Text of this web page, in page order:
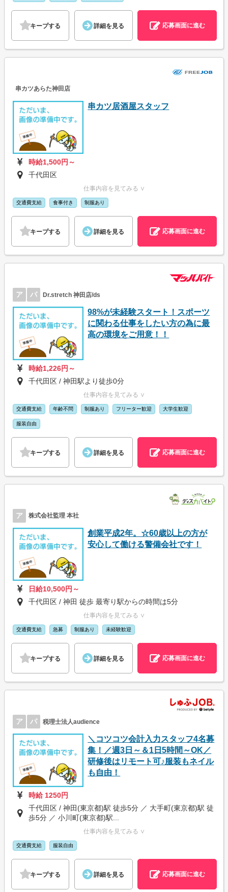
キープする 詳細を見る 応募画面に進む
串カツあらた神田店
串カツ居酒屋スタッフ
時給1,500円～
千代田区
仕事内容を見てみる ∨
交通費支給 食事付き 制服あり
キープする 詳細を見る 応募画面に進む
ア パ Dr.stretch 神田店/ds
98%が未経験スタート！スポーツ
に関わる仕事をしたい方の為に最
高の環境をご用意！！
時給1,226円～
千代田区 / 神田駅より徒歩0分
仕事内容を見てみる ∨
交通費支給 年齢不問 制服あり フリーター歓迎 大学生歓迎
服装自由
キープする 詳細を見る 応募画面に進む
ア 株式会社監理 本社
創業平成2年。☆60歳以上の方が
安心して働ける警備会社です！
日給10,500円～
千代田区 / 神田 徒歩 最寄り駅からの時間は5分
仕事内容を見てみる ∨
交通費支給 急募 制服あり 未経験歓迎
キープする 詳細を見る 応募画面に進む
ア パ 税理士法人audience
＼コツコツ会計入力スタッフ4名募
集！／週3日～＆1日5時間～OK／
研修後はリモート可♪服装もネイル
も自由！
時給 1250円
千代田区 / 神田(東京都)駅 徒歩5分 ／ 大手町(東京都)駅 徒
歩5分 ／ 小川町(東京都)駅...
仕事内容を見てみる ∨
交通費支給 服装自由
キープする 詳細を見る 応募画面に進む